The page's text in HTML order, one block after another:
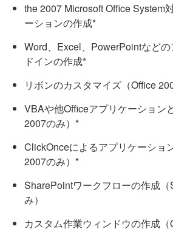
the 2007 Microsoft Office System
ーションの作成*
Word、Excel、PowerPointなど
ドインの作成*
リボンのカスタマイズ（Office
VBAや他Officeアプリケーション
2007のみ）*
ClickOnceによるアプリケーショ
2007のみ）*
SharePointワークフローの作成
み）
カスタム作業ウィンドウの作成（